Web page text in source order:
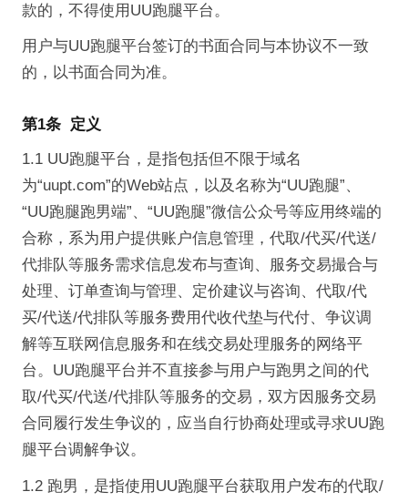
款的，不得使用UU跑腿平台。
用户与UU跑腿平台签订的书面合同与本协议不一致
的，以书面合同为准。
第1条 定义
1.1 UU跑腿平台，是指包括但不限于域名
为“uupt.com”的Web站点，以及名称为“UU跑腿”、
“UU跑腿跑男端”、“UU跑腿”微信公众号等应用终端的
合称，系为用户提供账户信息管理，代取/代买/代送/
代排队等服务需求信息发布与查询、服务交易撮合与
处理、订单查询与管理、定价建议与咨询、代取/代
买/代送/代排队等服务费用代收代垫与代付、争议调
解等互联网信息服务和在线交易处理服务的网络平
台。UU跑腿平台并不直接参与用户与跑男之间的代
取/代买/代送/代排队等服务的交易，双方因服务交易
合同履行发生争议的，应当自行协商处理或寻求UU跑
腿平台调解争议。
1.2 跑男，是指使用UU跑腿平台获取用户发布的代取/